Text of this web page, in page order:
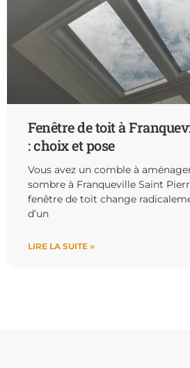
Fenêtre de toit à
: choix et pose
Vous avez un comble à
sombre à Franqueville Saint
fenêtre de toit change
d’un
LIRE LA SUITE »